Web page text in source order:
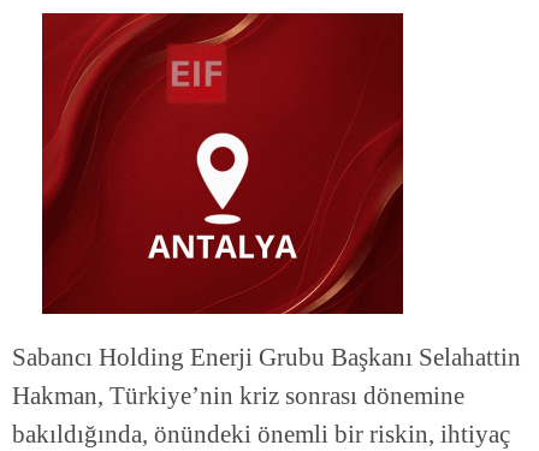
Sabancı Holding Enerji Grubu Başkanı Selahattin
Hakman, Türkiye’nin kriz sonrası dönemine
bakıldığında, önündeki önemli bir riskin, ihtiyaç